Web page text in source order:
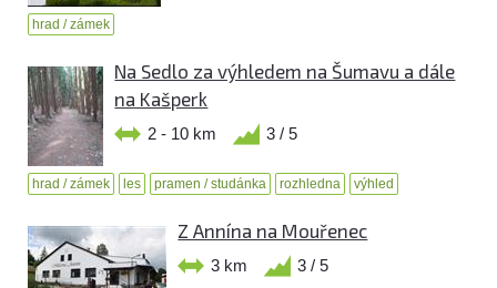
hrad / zámek
Na Sedlo za výhledem na Šumavu a dále
na Kašperk
2 - 10 km 3 / 5
hrad / zámek les pramen / studánka rozhledna výhled
Z Annína na Mouřenec
3 km 3 / 5